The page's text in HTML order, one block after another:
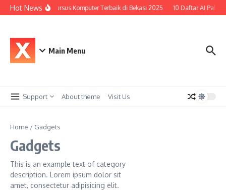
Lewati ke konten
Hot NewsTop 10 Kursus Komputer Terbaik di Bekasi 2025 10 Daftar AI Paling
Main Menu
Support About theme Visit Us
Home / Gadgets
Gadgets
This is an example text of category
description. Lorem ipsum dolor sit
amet, consectetur adipisicing elit.